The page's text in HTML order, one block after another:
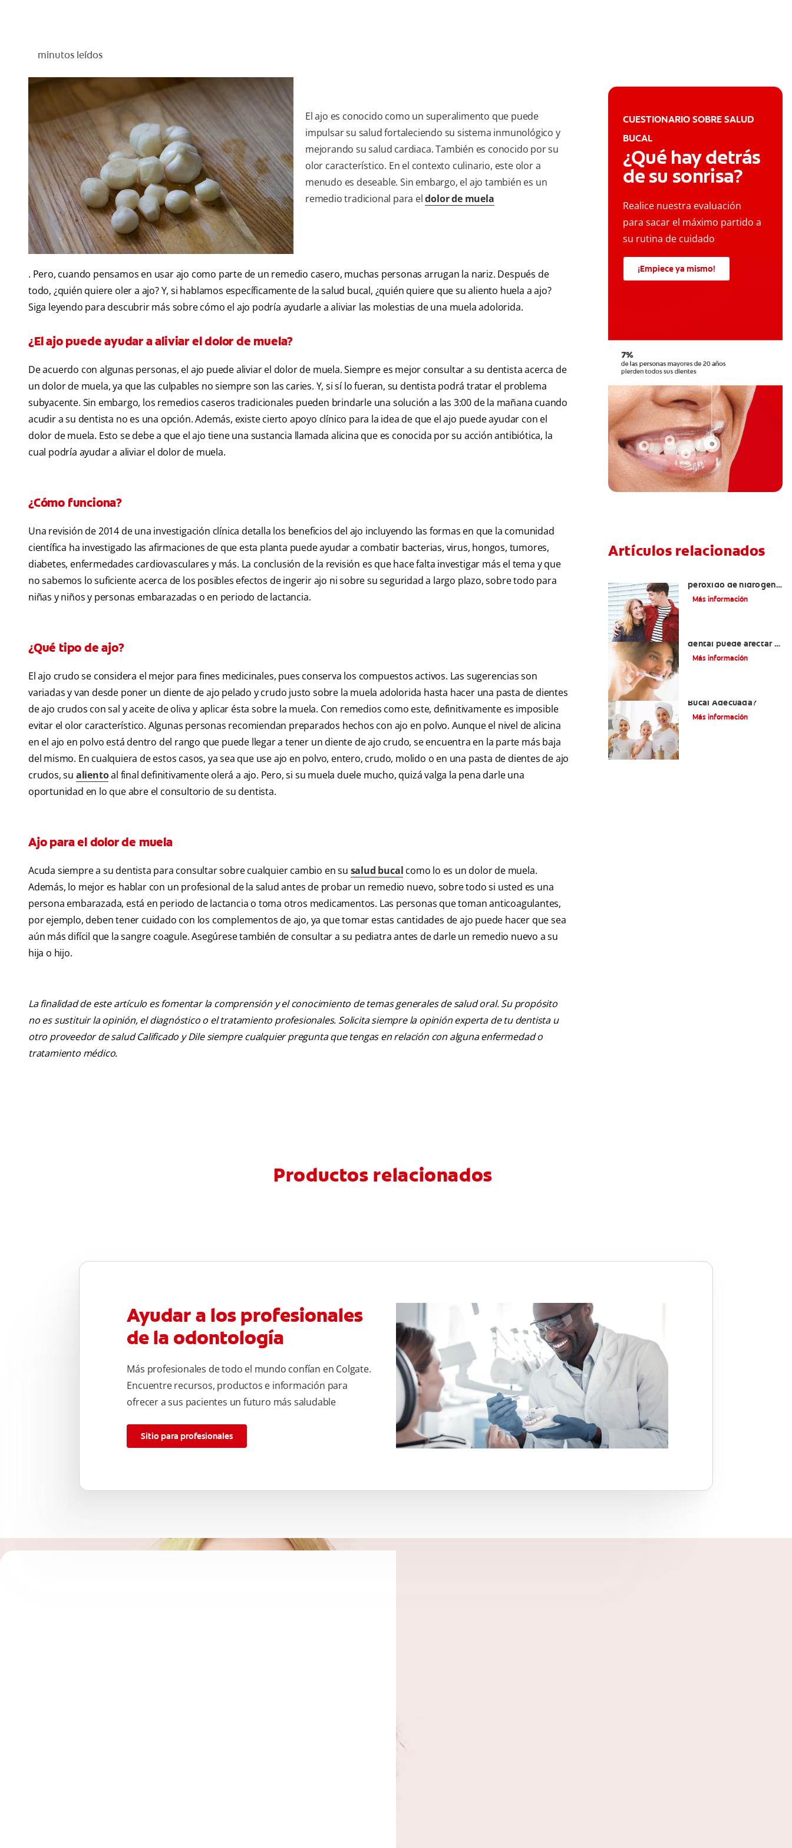
minutos leídos
El ajo es conocido como un superalimento que puede
impulsar su salud fortaleciendo su sistema inmunológico y
mejorando su salud cardiaca. También es conocido por su
olor característico. En el contexto culinario, este olor a
menudo es deseable. Sin embargo, el ajo también es un
remedio tradicional para eldolor de muela
. Pero, cuando pensamos en usar ajo como parte de un remedio casero, muchas personas arrugan la nariz. Después de
todo, ¿quién quiere oler a ajo? Y, si hablamos específicamente de la salud bucal, ¿quién quiere que su aliento huela a ajo?
Siga leyendo para descubrir más sobre cómo el ajo podría ayudarle a aliviar las molestias de una muela adolorida.
¿El ajo puede ayudar a aliviar el dolor de muela?
De acuerdo con algunas personas, el ajo puede aliviar el dolor de muela. Siempre es mejor consultar a su dentista acerca de
un dolor de muela, ya que las culpables no siempre son las caries. Y, si sí lo fueran, su dentista podrá tratar el problema
subyacente. Sin embargo, los remedios caseros tradicionales pueden brindarle una solución a las 3:00 de la mañana cuando
acudir a su dentista no es una opción. Además, existe cierto apoyo clínico para la idea de que el ajo puede ayudar con el
dolor de muela. Esto se debe a que el ajo tiene una sustancia llamada alicina que es conocida por su acción antibiótica, la
cual podría ayudar a aliviar el dolor de muela.
¿Cómo funciona?
Una revisión de 2014 de una investigación clínica detalla los beneficios del ajo incluyendo las formas en que la comunidad
científica ha investigado las afirmaciones de que esta planta puede ayudar a combatir bacterias, virus, hongos, tumores,
diabetes, enfermedades cardiovasculares y más. La conclusión de la revisión es que hace falta investigar más el tema y que
no sabemos lo suficiente acerca de los posibles efectos de ingerir ajo ni sobre su seguridad a largo plazo, sobre todo para
niñas y niños y personas embarazadas o en periodo de lactancia.
¿Qué tipo de ajo?
El ajo crudo se considera el mejor para fines medicinales, pues conserva los compuestos activos. Las sugerencias son
variadas y van desde poner un diente de ajo pelado y crudo justo sobre la muela adolorida hasta hacer una pasta de dientes
de ajo crudos con sal y aceite de oliva y aplicar ésta sobre la muela. Con remedios como este, definitivamente es imposible
evitar el olor característico. Algunas personas recomiendan preparados hechos con ajo en polvo. Aunque el nivel de alicina
en el ajo en polvo está dentro del rango que puede llegar a tener un diente de ajo crudo, se encuentra en la parte más baja
del mismo. En cualquiera de estos casos, ya sea que use ajo en polvo, entero, crudo, molido o en una pasta de dientes de ajo
crudos, su alientoal final definitivamente olerá a ajo. Pero, si su muela duele mucho, quizá valga la pena darle una
oportunidad en lo que abre el consultorio de su dentista.
Ajo para el dolor de muela
Acuda siempre a su dentista para consultar sobre cualquier cambio en su salud bucal como lo es un dolor de muela.
Además, lo mejor es hablar con un profesional de la salud antes de probar un remedio nuevo, sobre todo si usted es una
persona embarazada, está en periodo de lactancia o toma otros medicamentos. Las personas que toman anticoagulantes,
por ejemplo, deben tener cuidado con los complementos de ajo, ya que tomar estas cantidades de ajo puede hacer que sea
aún más difícil que la sangre coagule. Asegúrese también de consultar a su pediatra antes de darle un remedio nuevo a su
hija o hijo.
La finalidad de este artículo es fomentar la comprensión y el conocimiento de temas generales de salud oral. Su propósito
no es sustituir la opinión, el diagnóstico o el tratamiento profesionales. Solicita siempre la opinión experta de tu dentista u
otro proveedor de salud Calificado y Dile siempre cualquier pregunta que tengas en relación con alguna enfermedad o
tratamiento médico.
CUESTIONARIO SOBRE SALUD
BUCAL
¿Qué hay detrás
de su sonrisa?
Realice nuestra evaluación
para sacar el máximo partido a
su rutina de cuidado
¡Empiece ya mismo!
Artículos relacionados
peróxido de hidrógeno
para dientes y encías
Más información
dental puede afectar el
esmalte?
Más información
Bucal Adecuada?
Más información
Productos relacionados
Ayudar a los profesionales
de la odontología
Más profesionales de todo el mundo confían en Colgate.
Encuentre recursos, productos e información para
ofrecer a sus pacientes un futuro más saludable
Sitio para profesionales